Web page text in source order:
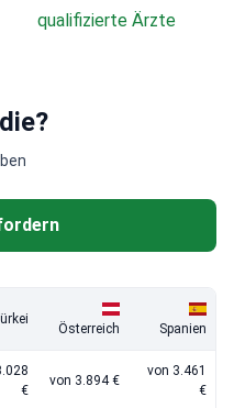
qualifizierte Ärzte
Österreich Spanien
€
von 3.894 €
von 3.461
€